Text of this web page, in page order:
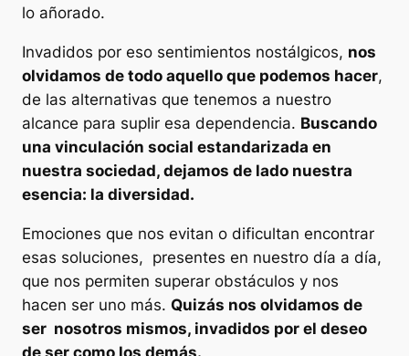
lo añorado.
Invadidos por eso sentimientos nostálgicos, nos
olvidamos de todo aquello que podemos hacer,
de las alternativas que tenemos a nuestro
alcance para suplir esa dependencia. Buscando
una vinculación social estandarizada en
nuestra sociedad, dejamos de lado nuestra
esencia: la diversidad.
Emociones que nos evitan o dificultan encontrar
esas soluciones, presentes en nuestro día a día,
que nos permiten superar obstáculos y nos
hacen ser uno más. Quizás nos olvidamos de
ser nosotros mismos, invadidos por el deseo
de ser como los demás.